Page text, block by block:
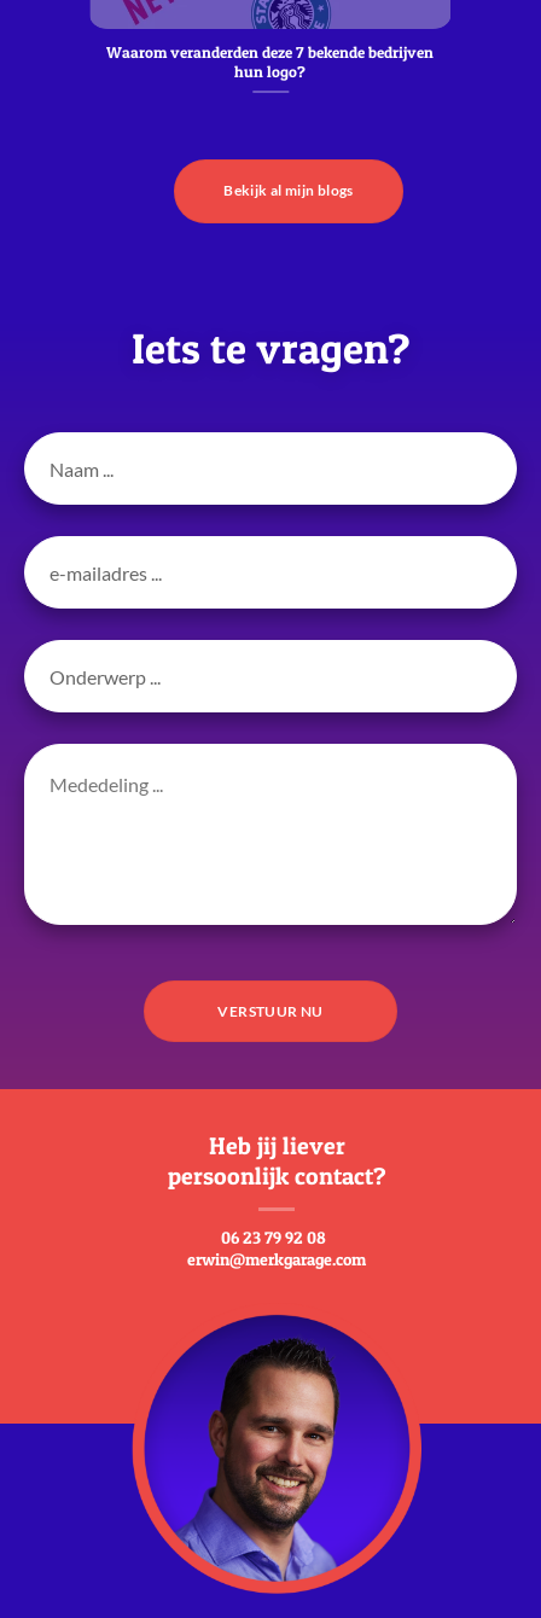
Waarom veranderden deze 7 bekende bedrijven
hun logo?
Bekijk al mijn blogs
Iets te vragen?
Heb jij liever
persoonlijk contact?
06 23 79 92 08
erwin@merkgarage.com